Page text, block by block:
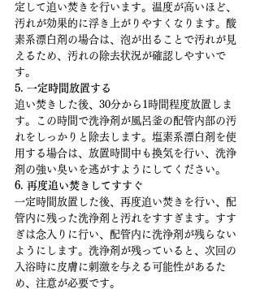
定して追い焚きを行います。温度が高いほど、
汚れが効果的に浮き上がりやすくなります。酸
素系漂白剤の場合は、泡が出ることで汚れが見
えるため、汚れの除去状況が確認しやすいで
す。
5. 一定時間放置する
追い焚きした後、30分から1時間程度放置しま
す。この時間で洗浄剤が風呂釜の配管内部の汚
れをしっかりと除去します。塩素系漂白剤を使
用する場合は、放置時間中も換気を行い、洗浄
剤の強い臭いを逃がすようにしてください。
6. 再度追い焚きしてすすぐ
一定時間放置した後、再度追い焚きを行い、配
管内に残った洗浄剤と汚れをすすぎます。すす
ぎは念入りに行い、配管内に洗浄剤が残らない
ようにします。洗浄剤が残っていると、次回の
入浴時に皮膚に刺激を与える可能性があるた
め、注意が必要です。